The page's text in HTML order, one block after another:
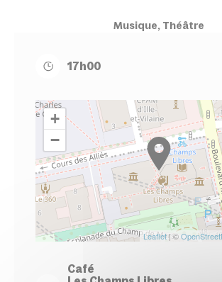
Musique, Théâtre
17h00
+
−
Leaflet| ©
Café